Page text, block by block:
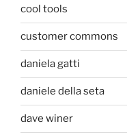
cool tools
customer commons
daniela gatti
daniele della seta
dave winer